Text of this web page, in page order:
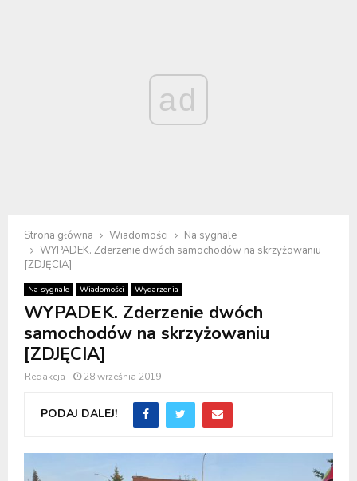
ad
Strona główna Wiadomości
Na sygnale
WYPADEK. Zderzenie dwóch samochodów na skrzyżowaniu
[ZDJĘCIA]
Na sygnale Wiadomości Wydarzenia
WYPADEK. Zderzenie dwóch
samochodów na skrzyżowaniu
[ZDJĘCIA]
Redakcja 28 września 2019
PODAJ DALEJ!